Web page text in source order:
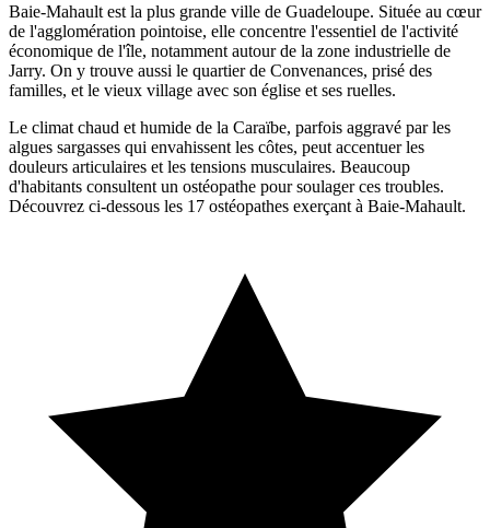
Baie-Mahault est la plus grande ville de Guadeloupe. Située au cœur
de l'agglomération pointoise, elle concentre l'essentiel de l'activité
économique de l'île, notamment autour de la zone industrielle de
Jarry. On y trouve aussi le quartier de Convenances, prisé des
familles, et le vieux village avec son église et ses ruelles.
Le climat chaud et humide de la Caraïbe, parfois aggravé par les
algues sargasses qui envahissent les côtes, peut accentuer les
douleurs articulaires et les tensions musculaires. Beaucoup
d'habitants consultent un ostéopathe pour soulager ces troubles.
Découvrez ci-dessous les 17 ostéopathes exerçant à Baie-Mahault.